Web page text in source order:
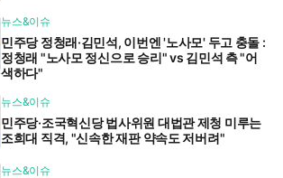
뉴스&이슈
민주당 정청래·김민석, 이번엔 '노사모' 두고 충돌 :
정청래 "노사모 정신으로 승리" vs 김민석 측 "어
색하다"
뉴스&이슈
민주당·조국혁신당 법사위원 대법관 제청 미루는
조희대 직격, "신속한 재판 약속도 저버려"
뉴스&이슈